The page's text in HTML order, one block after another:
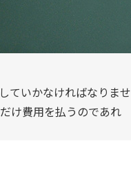
ていかなければなりませ
け費用を払うのであれ